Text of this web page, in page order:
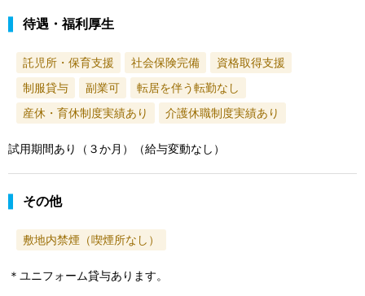
待遇・福利厚生
託児所・保育支援 社会保険完備
資格取得支援
制服貸与
副業可
転居を伴う転勤なし
産休・育休制度実績あり
介護休職制度実績あり
試用期間あり（３か月）（給与変動なし）
その他
敷地内禁煙（喫煙所なし）
＊ユニフォーム貸与あります。